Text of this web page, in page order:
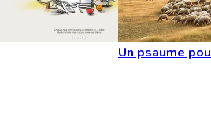
Un psaume